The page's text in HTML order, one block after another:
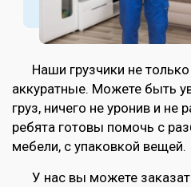
Наши грузчики не
аккуратные. Можете быть
груз, ничего не уронив и не
ребята готовы помочь с
мебели, с упаковкой вещей.
У нас вы можете